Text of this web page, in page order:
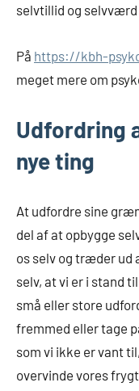
selvtillid og selvværd
På https://kbh-
meget mere om
Udfordring
nye ting
At udfordre sine
del af at opbygge
os selv og træder ud
selv, at vi er i stand
små eller store
fremmed eller tage
som vi ikke er vant
overvinde vores